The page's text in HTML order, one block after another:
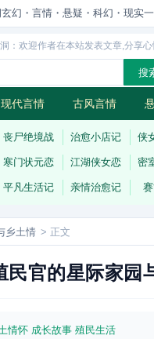
幻・言情・悬疑・科幻・现实
：欢迎作者在本站发表文章,分享心
现代言情 古风言情
连载
丧尸绝境战 治愈小店记 侠
寒门状元恋 江湖侠女恋 密
平凡生活记 亲情治愈记
乡土情 > 正文
民官的星际家园
情怀 成长故事 殖民生活